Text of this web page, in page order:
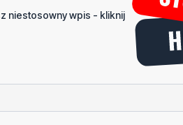
niestosowny wpis - kliknij